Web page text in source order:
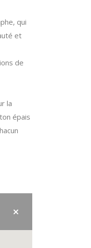
qui
et
de
la
épais